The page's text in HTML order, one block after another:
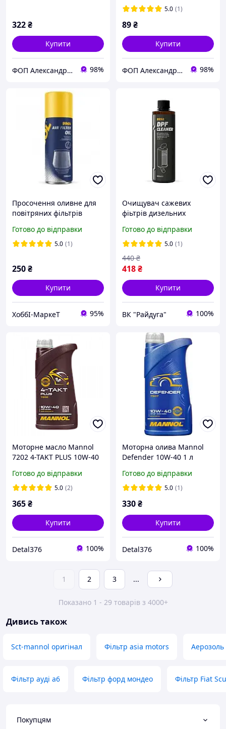
322₴
Купити
ФОП Александрова Ірина Анатоліївна 98%
5.0 (1)
89₴
Купити
ФОП Александрова Ірина Анатоліївна 98%
Просочення оливне для
повітряних фільтрів
аерозоль 200ml
Готово до відправки
5.0 (1)
250₴
Купити
ХоббІ-МаркеТ 95%
Очищувач сажевих
фіьтрів дизельних
Cleaner (рідина), 400мл.
MN995804ME
Готово до відправки
5.0 (1)
418₴
440 ₴
Купити
ВК "Райдуга" 100%
Моторне масло Mannol
7202 4-TAKT PLUS 10W-40
напівсинтетичне
Готово до відправки
5.0 (2)
365₴
Купити
Detal376 100%
Моторна олива Mannol
Defender 10W-40 1 л
Готово до відправки
5.0 (1)
330₴
Купити
Detal376 100%
1 2 3 ...
Показано 1 - 29 товарів з 4000+
Дивись також
Sct-mannol оригінал Фільтр asia motors Аерозоль
Фільтр ауді a6 Фільтр форд мондео Фільтр Fiat
Покупцям